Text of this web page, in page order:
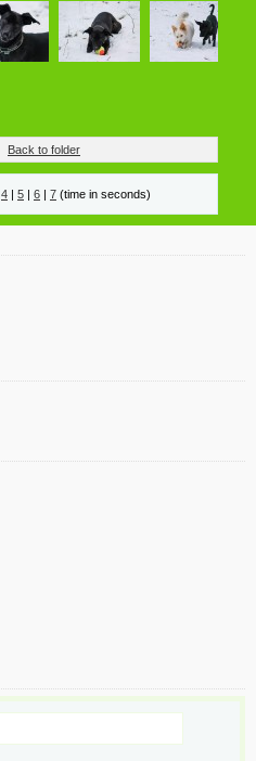
Back to folder
4 | 5 | 6 | 7 (time in seconds)